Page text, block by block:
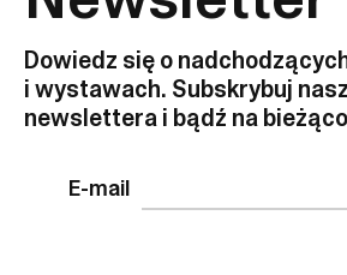
Dowiedz się o
i wystawach. Subskrybuj
newsletterai bądź na
E-mail